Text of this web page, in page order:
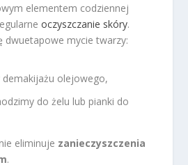
elementem codziennej
oczyszczanie skóry.
dwuetapowe mycie twarzy:
olejowego,
do żelu lub pianki do
eliminuje zanieczyszczenia
.